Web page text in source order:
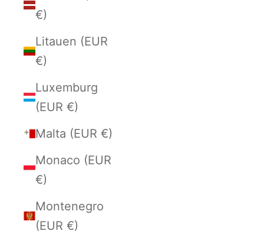
€)
Litauen (EUR
€)
Luxemburg
(EUR €)
Malta (EUR €)
Monaco (EUR
€)
Montenegro
(EUR €)